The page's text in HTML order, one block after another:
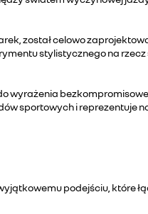
został celowo
stylistycznego na
wyrażenia
sportowych i reprezentuje
podejściu, które